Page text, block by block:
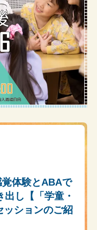
覚体験とABAで
し【「学童・
ッションのご紹